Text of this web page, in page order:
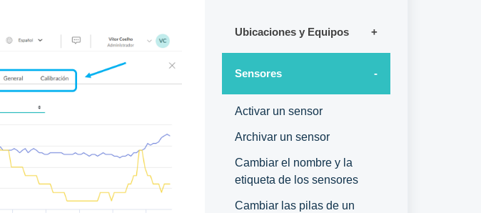
Ubicaciones y Equipos
Sensores
Activar un sensor
Archivar un sensor
Cambiar el nombre y la
etiqueta de los sensores
Cambiar las pilas de un